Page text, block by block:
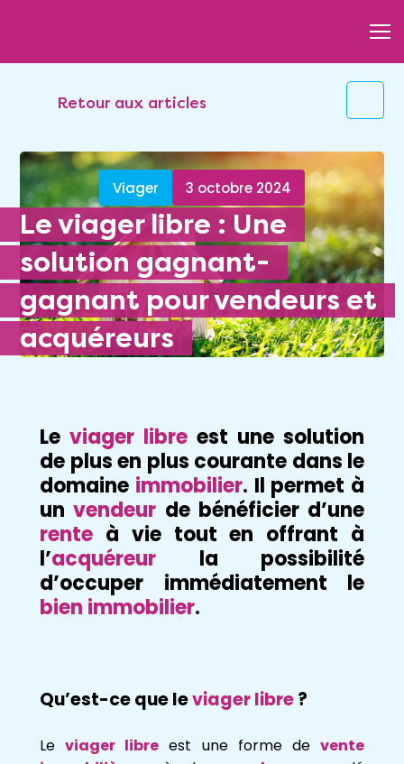
Retour aux articles
Viager 3 octobre 2024
Le viager libre : Une
solution gagnant-
gagnant pour vendeurs et
acquéreurs
Le viager libre est une solution
de plus en plus courante dans le
domaine immobilier. Il permet à
unvendeur de bénéficier d’une
rente à vie tout en offrant à
l’acquéreur la possibilité
d’occuper immédiatement le
bien immobilier.
Qu’est-ce que leviager libre?
Leviager libre est une forme devente